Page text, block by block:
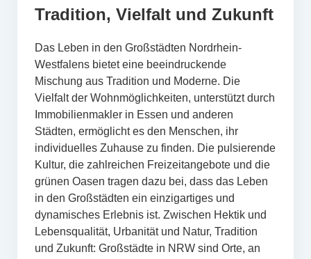
Tradition, Vielfalt und Zukunft
Das Leben in den Großstädten Nordrhein-
Westfalens bietet eine beeindruckende
Mischung aus Tradition und Moderne. Die
Vielfalt der Wohnmöglichkeiten, unterstützt durch
Immobilienmakler in Essen und anderen
Städten, ermöglicht es den Menschen, ihr
individuelles Zuhause zu finden. Die pulsierende
Kultur, die zahlreichen Freizeitangebote und die
grünen Oasen tragen dazu bei, dass das Leben
in den Großstädten ein einzigartiges und
dynamisches Erlebnis ist. Zwischen Hektik und
Lebensqualität, Urbanität und Natur, Tradition
und Zukunft: Großstädte in NRW sind Orte, an